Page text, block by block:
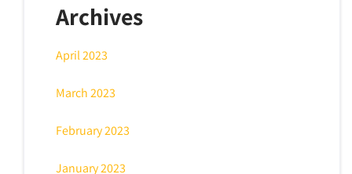
Archives
April 2023
March 2023
February 2023
January 2023